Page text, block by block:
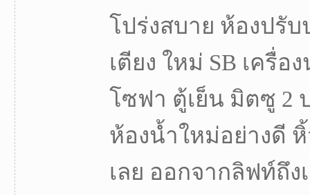
โปร่งสบาย ห้องปรั
เตียง ใหม่ SB เครื่
โซฟา ตู้เย็น มิตซู 2
ห้องน้ำใหม่อย่างดี หิ้
เลย ออกจากลิฟท์ถึง